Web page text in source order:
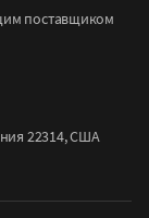
поставщиком
22314, США